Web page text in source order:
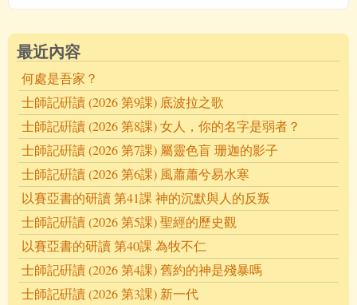
最近內容
何處是吾家？
士師記硏讀 (2026 第9課) 底波拉之歌
士師記硏讀 (2026 第8課) 女人，你的名字是弱者？
士師記硏讀 (2026 第7課) 屬靈色盲 珊迦的影子
士師記硏讀 (2026 第6課) 風蕭蕭兮易水寒
以賽亞書的研讀 第41課 神的沉默與人的反叛
士師記硏讀 (2026 第5課) 聖經的歷史觀
以賽亞書的研讀 第40課 為牧不仁
士師記硏讀 (2026 第4課) 舊約的神是殘暴嗎
士師記硏讀 (2026 第3課) 新一代